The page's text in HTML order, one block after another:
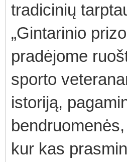
tradicinių
„Gintarinio
pradėjome
sporto
istoriją,
kur kas